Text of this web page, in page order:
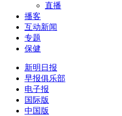
直播
播客
互动新闻
专题
保健
新明日报
早报俱乐部
电子报
国际版
中国版